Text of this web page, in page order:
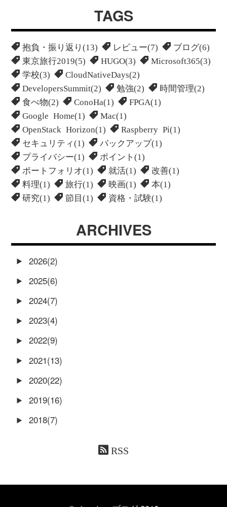
TAGS
抱負・振り返り(13) レビュー(7)
ブログ(6)
東京旅行2019(5)
HUGO(3)
Microsoft365(3)
学校(3)
CloudNativeDays(2)
DevelopersSummit(2)
勉強(2)
時間管理(2)
食べ物(2)
ConoHa(1)
FPGA(1)
Google Home(1)
Mac(1)
OpenStack Horizon(1)
Raspberry Pi(1)
セキュリティ(1)
バックアップ(1)
プライバシー(1)
ポイント(1)
ポートフォリオ(1)
就活(1)
改善(1)
料理(1)
旅行(1) 映画(1)
本(1)
研究(1)
節目(1) 資格・試験(1)
ARCHIVES
2026(2)
2025(6)
2024(7)
2023(4)
2022(9)
2021(13)
2020(22)
2019(16)
2018(7)
RSS